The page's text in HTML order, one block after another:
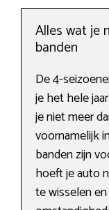
Alles wat je
banden
De 4-
je het hele
je niet meer
voornamelijk
banden zijn
hoeft je auto
te wisselen